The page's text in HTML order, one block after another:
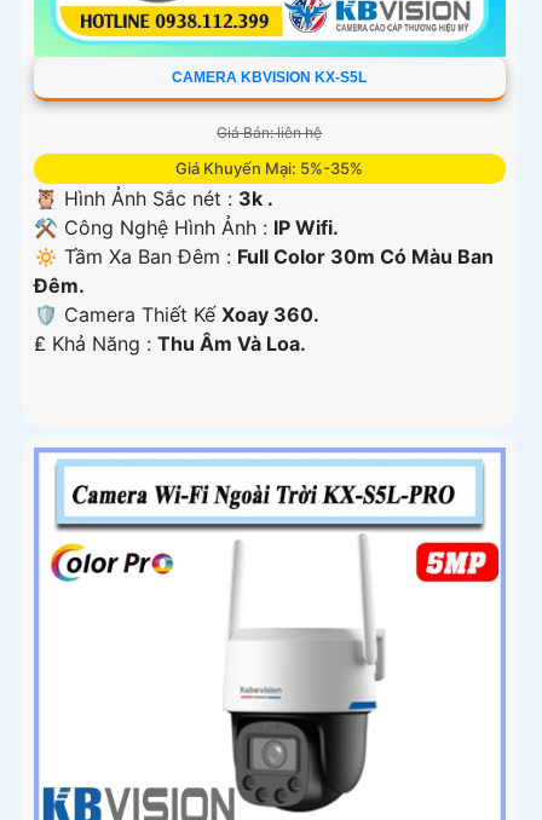
CAMERA KBVISION KX-S5L
Giá Bán: liên hệ
Giá Khuyến Mại: 5%-35%
🦉 Hình Ảnh Sắc nét : 3k .
⚒ Công Nghệ Hình Ảnh : IP Wifi.
🔅 Tầm Xa Ban Đêm : Full Color 30m Có Màu Ban
Ðêm.
🛡 Camera Thiết Kế Xoay 360.
️₤ Khả Năng : Thu Âm Và Loa.